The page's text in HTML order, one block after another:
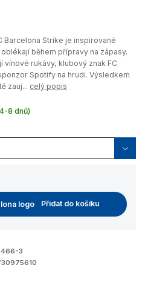
Barcelona Strike je inspirované
během přípravy na zápasy.
rukávy, klubový znak FC
Spotify na hrudi. Výsledkem
zauj... celý popis
8 dnů)
Přidat do košíku
3